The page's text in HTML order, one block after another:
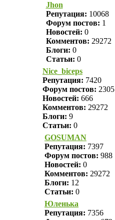
Jhon
Репутация: 10068
Форум постов: 1
Новостей: 0
Комментов: 29272
Блоги: 0
Статьи: 0
Nice_biceps
Репутация: 7420
Форум постов: 2305
Новостей: 666
Комментов: 29272
Блоги: 9
Статьи: 0
GOSUMAN
Репутация: 7397
Форум постов: 988
Новостей: 0
Комментов: 29272
Блоги: 12
Статьи: 0
Юленька
Репутация: 7356